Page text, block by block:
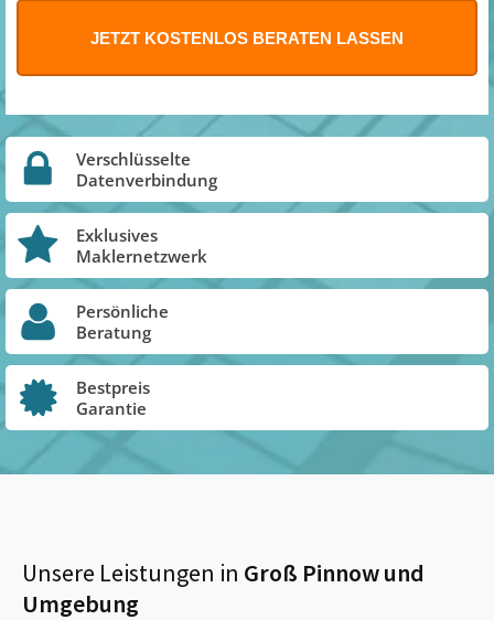
Verschlüsselte
Datenverbindung
Exklusives
Maklernetzwerk
Persönliche
Beratung
Bestpreis
Garantie
Unsere Leistungen in Groß Pinnowund
Umgebung